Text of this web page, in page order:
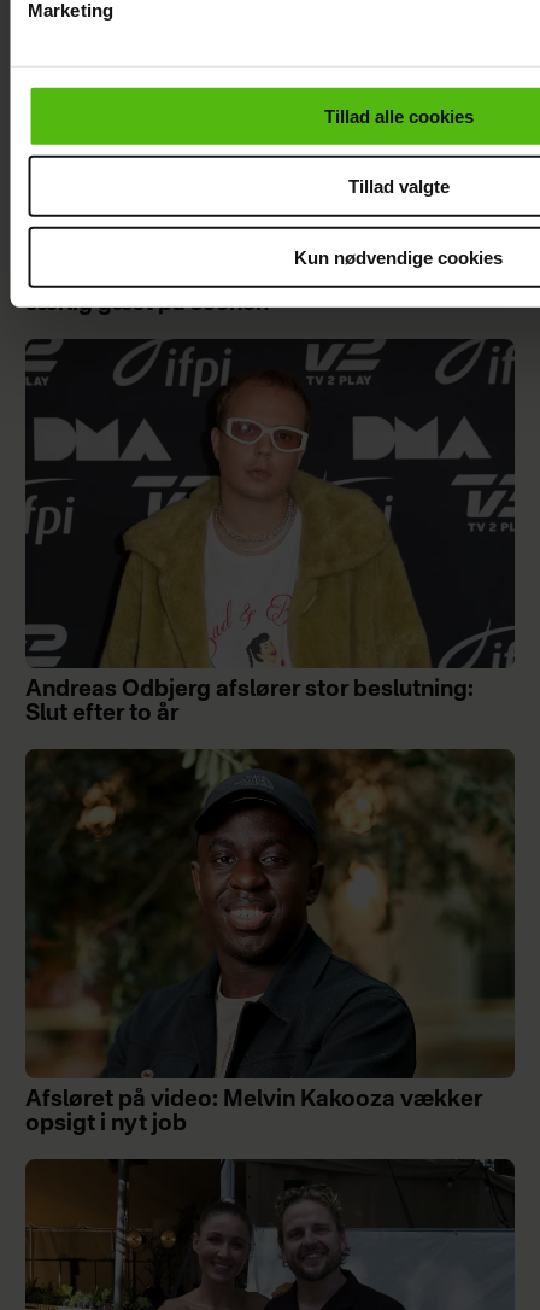
cookiepolitik.
Marketing
Tillad alle cookies
Tillad valgte
Kun nødvendige cookies
Se videoen: Simon Kvamm overrasker med
særlig gæst på scenen
Andreas Odbjerg afslører stor beslutning:
Slut efter to år
Afsløret på video: Melvin Kakooza vækker
opsigt i nyt job